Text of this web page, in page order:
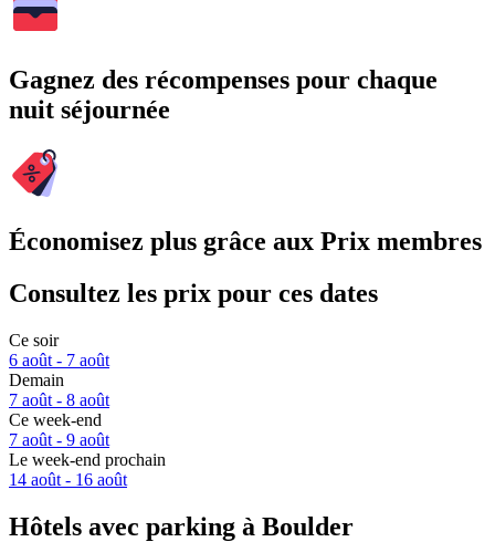
Gagnez des récompenses pour chaque
nuit séjournée
Économisez plus grâce aux Prix membres
Consultez les prix pour ces dates
Ce soir
6 août - 7 août
Demain
7 août - 8 août
Ce week-end
7 août - 9 août
Le week-end prochain
14 août - 16 août
Hôtels avec parking à Boulder